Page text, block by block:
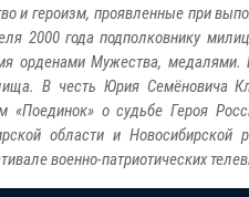
и героизм, проявленные при
2000 года подполковнику
орденами Мужества, медалями.
В честь Юрия Семёновича
«Поединок» о судьбе Героя
области и Новосибирской
военно-патриотических